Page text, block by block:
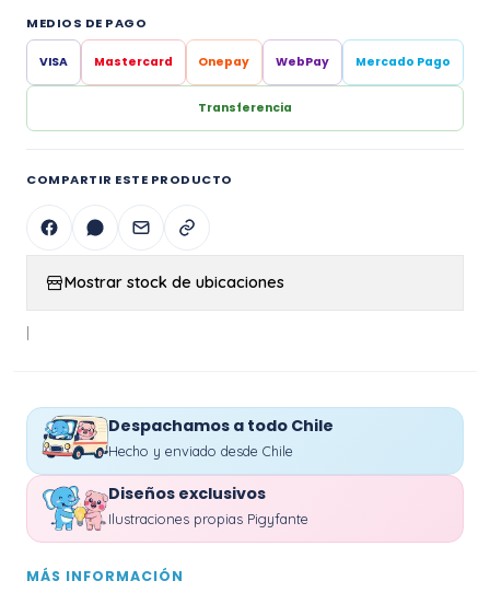
MEDIOS DE PAGO
VISA Mastercard Onepay WebPay Mercado Pago
Transferencia
COMPARTIR ESTE PRODUCTO
Mostrar stock de ubicaciones
|
Despachamos a todo Chile
Hecho y enviado desde Chile
Diseños exclusivos
Ilustraciones propias Pigyfante
MÁS INFORMACIÓN